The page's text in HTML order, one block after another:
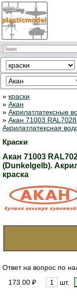
» краски
» Акан
» Акрилатлатексные
» Акан 71003
Акрилатлатексная
Краски
Акан 71003
(Dunkelgelb).
краска
Ответ на вопрос по
173.00 ₽
шт.